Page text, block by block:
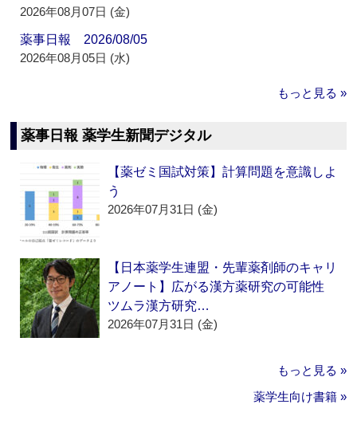
2026年08月07日 (金)
薬事日報 2026/08/05
2026年08月05日 (水)
もっと見る »
薬事日報 薬学生新聞デジタル
【薬ゼミ国試対策】計算問題を意識しよ
う
2026年07月31日 (金)
【日本薬学生連盟・先輩薬剤師のキャリ
アノート】広がる漢方薬研究の可能性
ツムラ漢方研究…
2026年07月31日 (金)
もっと見る »
薬学生向け書籍 »